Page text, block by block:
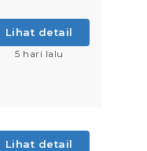
Lihat detail
5 hari lalu
Lihat detail